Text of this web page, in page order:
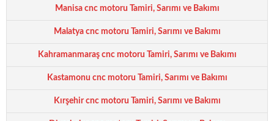
Manisa cnc motoru Tamiri, Sarımı ve Bakımı
Malatya cnc motoru Tamiri, Sarımı ve Bakımı
Kahramanmaraş cnc motoru Tamiri, Sarımı ve Bakımı
Kastamonu cnc motoru Tamiri, Sarımı ve Bakımı
Kırşehir cnc motoru Tamiri, Sarımı ve Bakımı